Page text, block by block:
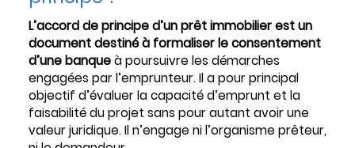
L’accord de principe d’un prêt immobilier est un
document destiné à formaliser le consentement
d’une banqueà poursuivre les démarches
engagées par l’emprunteur. Il a pour principal
objectif d’évaluer la capacité d’emprunt et la
faisabilité du projet sans pour autant avoir une
valeur juridique. Il n’engage ni l’organisme prêteur,